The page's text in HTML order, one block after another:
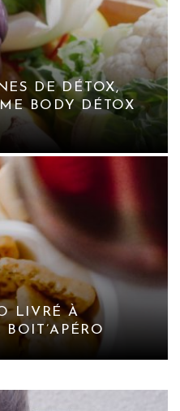
DE DÉTOX,
BODY DÉTOX
LIVRÉ À